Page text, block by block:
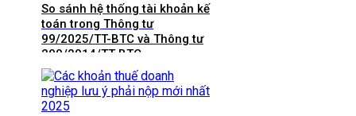
So sánh hệ thống tài khoản kế
toán trong Thông tư
99/2025/TT-BTC và Thông tư
200/2014/TT-BTC